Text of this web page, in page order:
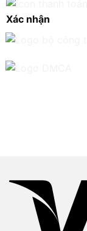
Xác nhận